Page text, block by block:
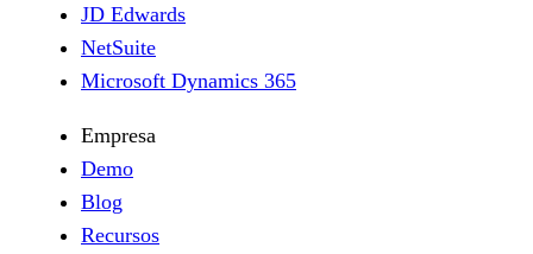
JD Edwards
NetSuite
Microsoft Dynamics 365
Empresa
Demo
Blog
Recursos